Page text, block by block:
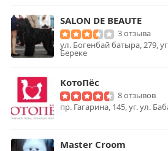
SALON DE BEAUTE
3 отзыва
ул. Богенбай батыра, 279,
Береке
КотоПёс
8 отзывов
пр. Гагарина, 145, уг. ул.
Master Croom